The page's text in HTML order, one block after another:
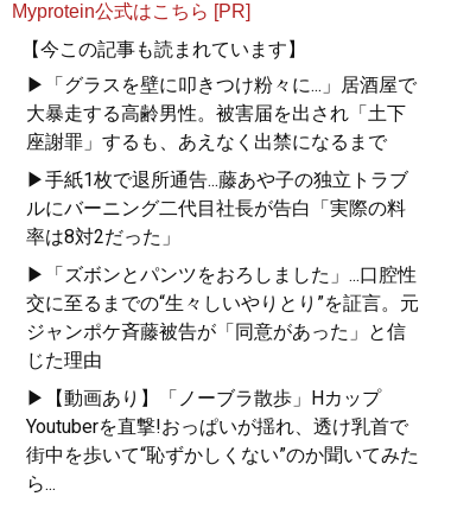
Myprotein公式はこちら [PR]
【今この記事も読まれています】
▶「グラスを壁に叩きつけ粉々に...」居酒屋で
大暴走する高齢男性。被害届を出され「土下
座謝罪」するも、あえなく出禁になるまで
▶手紙1枚で退所通告...藤あや子の独立トラブ
ルにバーニング二代目社長が告白「実際の料
率は8対2だった」
▶「ズボンとパンツをおろしました」...口腔性
交に至るまでの“生々しいやりとり”を証言。元
ジャンポケ斉藤被告が「同意があった」と信
じた理由
▶【動画あり】「ノーブラ散歩」Hカップ
Youtuberを直撃!おっぱいが揺れ、透け乳首で
街中を歩いて“恥ずかしくない”のか聞いてみた
ら...